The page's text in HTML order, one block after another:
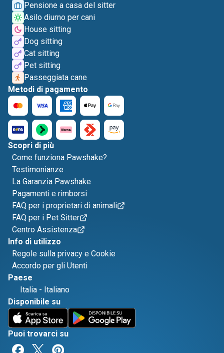
Pensione a casa del sitter
Asilo diurno per cani
House sitting
Dog sitting
Cat sitting
Pet sitting
Passeggiata cane
Metodi di pagamento
Scopri di più
Come funziona Pawshake?
Testimonianze
La Garanzia Pawshake
Pagamenti e rimborsi
FAQ per i proprietari di animali
FAQ per i Pet Sitter
Centro Assistenza
Info di utilizzo
Regole sulla privacy e Cookie
Accordo per gli Utenti
Paese
Italia - Italiano
Disponibile su
Puoi trovarci su